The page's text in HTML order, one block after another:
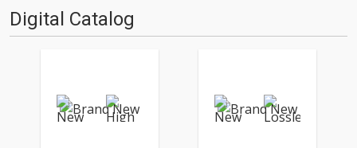
Digital Catalog